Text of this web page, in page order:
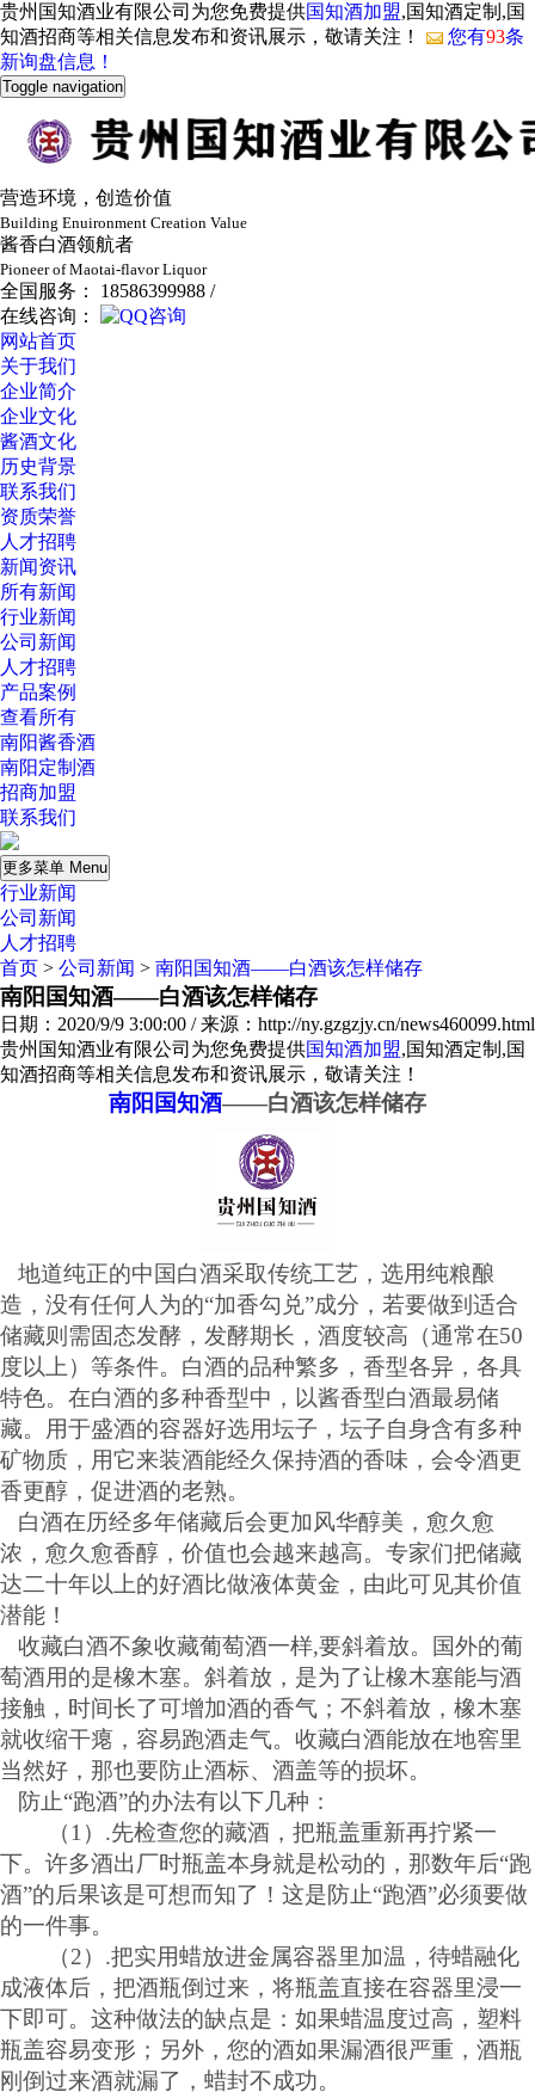
贵州国知酒业有限公司为您免费提供国知酒加盟,国知酒定制,国
知酒招商等相关信息发布和资讯展示，敬请关注！
您有93条
新询盘信息！
Toggle navigation
营造环境，创造价值
Building Enuironment Creation Value
酱香白酒领航者
Pioneer of Maotai-flavor Liquor
全国服务： 18586399988 /
在线咨询：
网站首页
关于我们
企业简介
企业文化
酱酒文化
历史背景
联系我们
资质荣誉
人才招聘
新闻资讯
所有新闻
行业新闻
公司新闻
人才招聘
产品案例
查看所有
南阳酱香酒
南阳定制酒
招商加盟
联系我们
更多菜单 Menu
行业新闻
公司新闻
人才招聘
首页 > 公司新闻 > 南阳国知酒——白酒该怎样储存
南阳国知酒——白酒该怎样储存
日期：2020/9/9 3:00:00 / 来源：http://ny.gzgzjy.cn/news460099.html
贵州国知酒业有限公司为您免费提供国知酒加盟,国知酒定制,国
知酒招商等相关信息发布和资讯展示，敬请关注！
南阳国知酒——白酒该怎样储存
地道纯正的中国白酒采取传统工艺，选用纯粮酿
造，没有任何人为的“加香勾兑”成分，若要做到适合
储藏则需固态发酵，发酵期长，酒度较高（通常在50
度以上）等条件。白酒的品种繁多，香型各异，各具
特色。在白酒的多种香型中，以酱香型白酒最易储
藏。用于盛酒的容器好选用坛子，坛子自身含有多种
矿物质，用它来装酒能经久保持酒的香味，会令酒更
香更醇，促进酒的老熟。
白酒在历经多年储藏后会更加风华醇美，愈久愈
浓，愈久愈香醇，价值也会越来越高。专家们把储藏
达二十年以上的好酒比做液体黄金，由此可见其价值
潜能！
收藏白酒不象收藏葡萄酒一样,要斜着放。国外的葡
萄酒用的是橡木塞。斜着放，是为了让橡木塞能与酒
接触，时间长了可增加酒的香气；不斜着放，橡木塞
就收缩干瘪，容易跑酒走气。收藏白酒能放在地窖里
当然好，那也要防止酒标、酒盖等的损坏。
防止“跑酒”的办法有以下几种：
（1）.先检查您的藏酒，把瓶盖重新再拧紧一
下。许多酒出厂时瓶盖本身就是松动的，那数年后“跑
酒”的后果该是可想而知了！这是防止“跑酒”必须要做
的一件事。
（2）.把实用蜡放进金属容器里加温，待蜡融化
成液体后，把酒瓶倒过来，将瓶盖直接在容器里浸一
下即可。这种做法的缺点是：如果蜡温度过高，塑料
瓶盖容易变形；另外，您的酒如果漏酒很严重，酒瓶
刚倒过来酒就漏了，蜡封不成功。